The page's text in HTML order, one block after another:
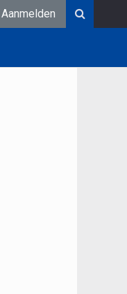
Aanmelden